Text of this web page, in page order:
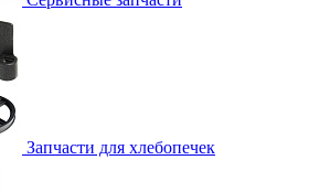
Запчасти для хлебопечек